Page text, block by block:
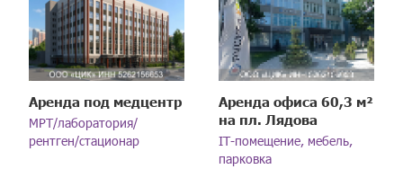
Аренда под медцентр
МРТ/лаборатория/
рентген/стационар
Аренда офиса 60,3 м²
на пл. Лядова
IT-помещение, мебель,
парковка